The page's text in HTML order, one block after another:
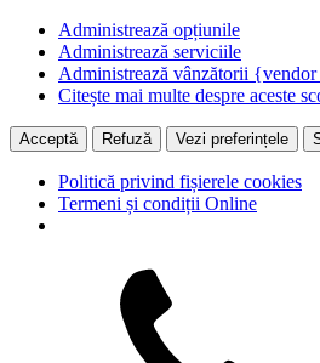
Administrează opțiunile
Administrează serviciile
Administrează vânzătorii
Citește mai multe despre aceste
Acceptă Refuză Vezi preferințele
Politică privind fișierele cookies
Termeni și condiții Online